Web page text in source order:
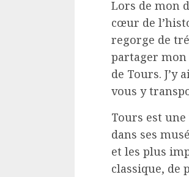
Lors de mon
cœur de
regorge de
partager mon
de Tours. J’y
vous y
Tours est une
dans ses
et les plus
classique, de